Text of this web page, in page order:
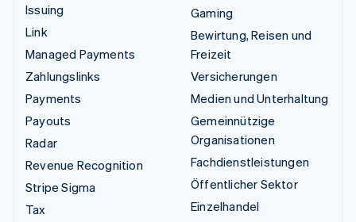
Issuing
Link
Managed Payments
Zahlungslinks
Payments
Payouts
Radar
Revenue Recognition
Stripe Sigma
Tax
Gaming
Bewirtung, Reisen und
Freizeit
Versicherungen
Medien und Unterhaltung
Gemeinnützige
Organisationen
Fachdienstleistungen
Öffentlicher Sektor
Einzelhandel